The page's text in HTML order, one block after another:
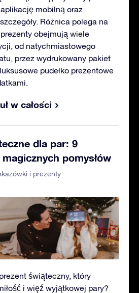
mobilną oraz
Różnica polega na
obejmują wiele
od natychmiastowego
przez wydrukowany pakiet
pudełko prezentowe
w całości
dla par: 9
pomysłów
i prezenty
świąteczny, który
i więź wyjątkowej pary?